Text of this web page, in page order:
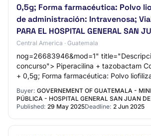
0,5g; Forma farmacéutica: Polvo
de administración: Intravenosa;
PARA EL HOSPITAL GENERAL SAN
Central America · Guatemala
nog=26683946&mod=1"
concurso"> Piperacilina + tazobactam
+ 0,5g; Forma farmacéutica: Polvo
Buyer: GOVERNEMENT OF GUATEMALA -
PÚBLICA - HOSPITAL GENERAL SAN JUAN DE
Published: 29 May 2025Deadline: 2 Jun 2025